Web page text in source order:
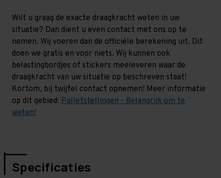
Wilt u graag de exacte draagkracht weten in uw
situatie? Dan dient u even contact met ons op te
nemen. Wij voeren dan de officiële berekening uit. Dit
doen we gratis en voor niets. Wij kunnen ook
belastingbordjes of stickers meeleveren waar de
draagkracht van uw situatie op beschreven staat!
Kortom, bij twijfel contact opnemen! Meer informatie
op dit gebied: Palletstellingen - Belangrijk om te
weten!
Specificaties